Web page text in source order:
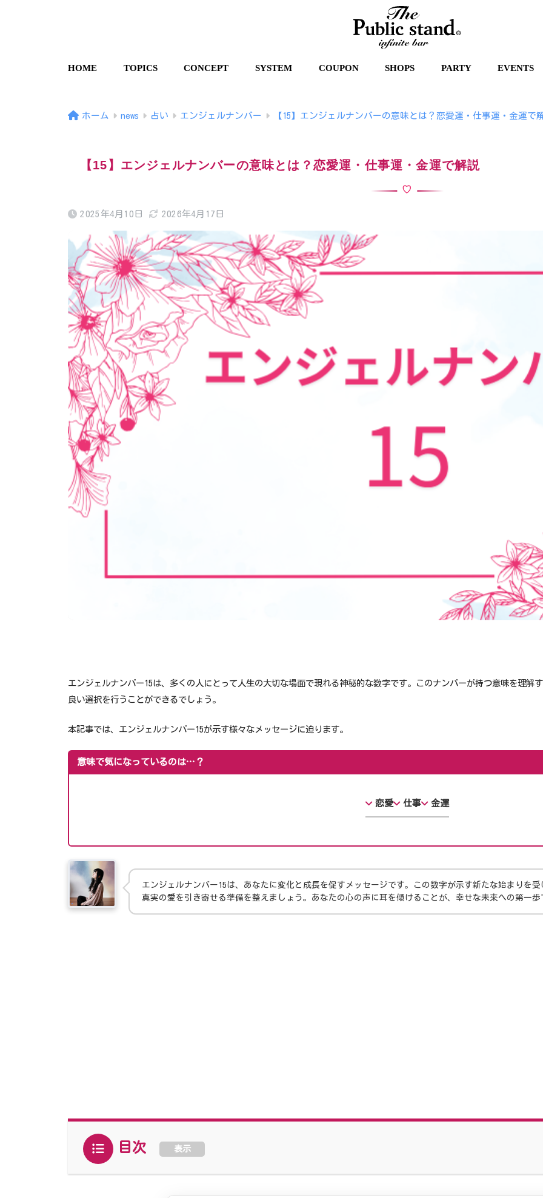
HOME TOPICS CONCEPT SYSTEM COUPON SHOPS PARTY EVENTS
ホーム news 占い エンジェルナンバー 【15】エンジェルナンバーの意味とは？恋愛運・仕事運・金運で
【15】エンジェルナンバーの意味とは？恋愛運・仕事運・金運で解説
2025年4月10日 2026年4月17日
エンジェルナンバー15は、多くの人にとって人生の大切な場面で現れる神秘的な数字です。このナンバーが持つ意味を理解
良い選択を行うことができるでしょう。
本記事では、エンジェルナンバー15が示す様々なメッセージに迫ります。
意味で気になっているのは…？
恋愛 仕事 金運
エンジェルナンバー15は、あなたに変化と成長を促すメッセージです。この数字が示す新たな始まりを
真実の愛を引き寄せる準備を整えましょう。あなたの心の声に耳を傾けることが、幸せな未来への第一歩
目次 表示